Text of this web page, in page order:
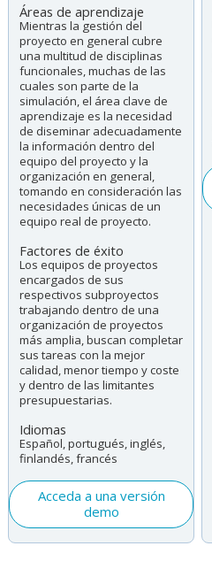
Áreas de aprendizaje
Mientras la gestión del
proyecto en general cubre
una multitud de disciplinas
funcionales, muchas de las
cuales son parte de la
simulación, el área clave de
aprendizaje es la necesidad
de diseminar adecuadamente
la información dentro del
equipo del proyecto y la
organización en general,
tomando en consideración las
necesidades únicas de un
equipo real de proyecto.
Factores de éxito
Los equipos de proyectos
encargados de sus
respectivos subproyectos
trabajando dentro de una
organización de proyectos
más amplia, buscan completar
sus tareas con la mejor
calidad, menor tiempo y coste
y dentro de las limitantes
presupuestarias.
Idiomas
Español, portugués, inglés,
finlandés, francés
Acceda a una versión
demo